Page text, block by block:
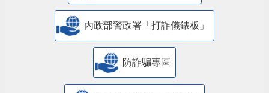
內政部警政署「打詐儀錶板」
防詐騙專區